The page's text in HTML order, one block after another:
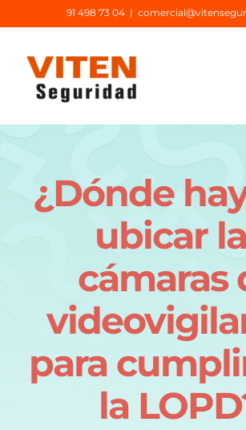
al
contenido
91 498 73 04 |
¿Dónde
ubicar
cámaras
para
la